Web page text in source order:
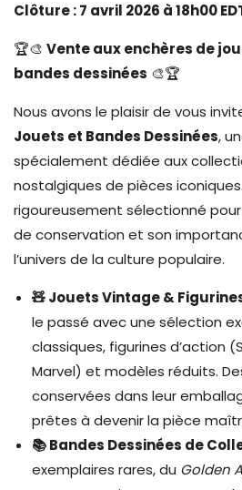
Clôture : 7 avril 2026 à 18h00
🏆🎨 Vente aux enchères de
bandes dessinées 🎨🏆
Nous avons le plaisir de vous
Jouets et Bandes Dessinées,
spécialement dédiée aux
nostalgiques de pièces
rigoureusement sélectionné
de conservation et son
l’univers de la culture populaire.
🧸 Jouets Vintage &
le passé avec une sélection
classiques, figurines d’action
Marvel) et modèles réduits.
conservées dans leur
prêtes à devenir la pièce
📚 Bandes Dessinées de
exemplaires rares, du Golden